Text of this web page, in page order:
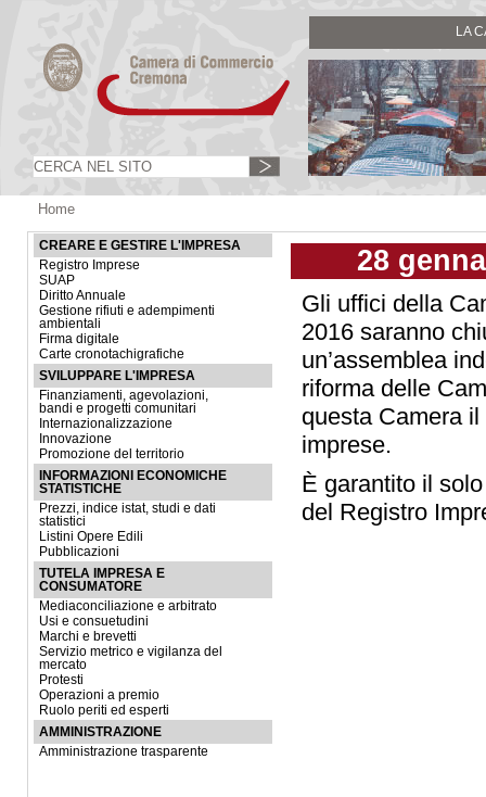
LA
Home
CREARE E GESTIRE L'IMPRESA
Registro Imprese
SUAP
Diritto Annuale
Gestione rifiuti e adempimenti
ambientali
Firma digitale
Carte cronotachigrafiche
SVILUPPARE L'IMPRESA
Finanziamenti, agevolazioni,
bandi e progetti comunitari
Internazionalizzazione
Innovazione
Promozione del territorio
INFORMAZIONI ECONOMICHE
STATISTICHE
Prezzi, indice istat, studi e dati
statistici
Listini Opere Edili
Pubblicazioni
TUTELA IMPRESA E
CONSUMATORE
Mediaconciliazione e arbitrato
Usi e consuetudini
Marchi e brevetti
Servizio metrico e vigilanza del
mercato
Protesti
Operazioni a premio
Ruolo periti ed esperti
AMMINISTRAZIONE
Amministrazione trasparente
28
Gli uffici della
2016 saranno
un’assemblea
riforma delle
questa Camera
imprese.
È garantito il
del Registro